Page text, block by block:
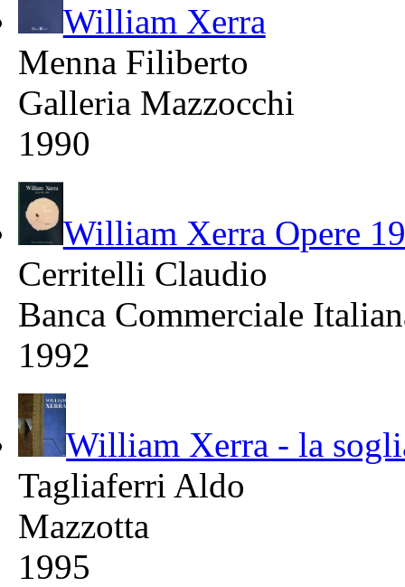
William Xerra
Menna Filiberto
Galleria Mazzocchi
1990
William Xerra Opere
Cerritelli Claudio
Banca Commerciale
1992
William Xerra - la
Tagliaferri Aldo
Mazzotta
1995